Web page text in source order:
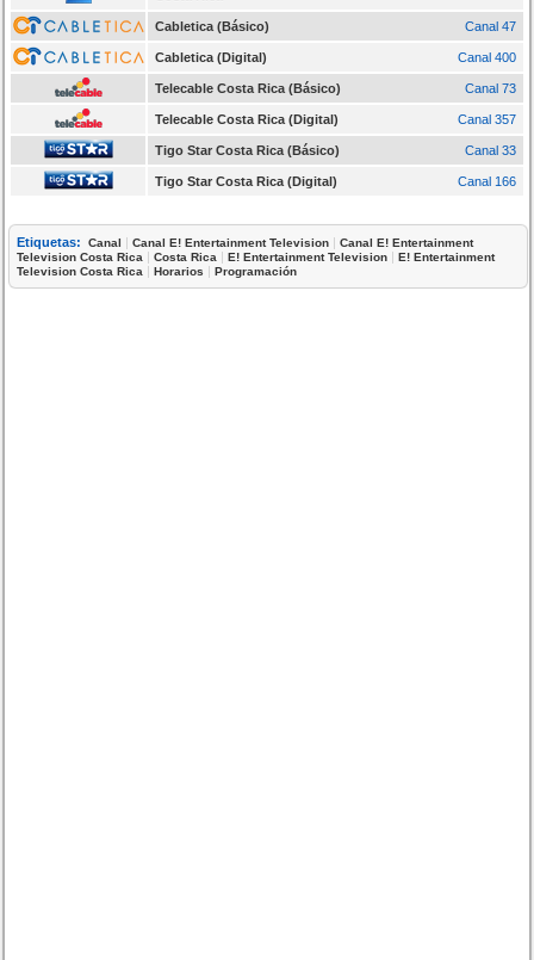
Cabletica (Básico) Canal 47
Cabletica (Digital) Canal 400
Telecable Costa Rica (Básico) Canal 73
Telecable Costa Rica (Digital) Canal 357
Tigo Star Costa Rica (Básico) Canal 33
Tigo Star Costa Rica (Digital) Canal 166
Etiquetas: Canal |Canal E! Entertainment Television |Canal E! Entertainment
Television Costa Rica |Costa Rica |E! Entertainment Television |E! Entertainment
Television Costa Rica |Horarios |Programación